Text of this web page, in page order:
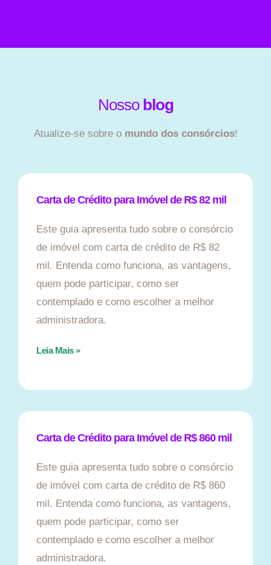
Nosso blog
Atualize-se sobre o mundo dos consórcios!
Carta de Crédito para Imóvel de R$ 82 mil
Este guia apresenta tudo sobre o consórcio
de imóvel com carta de crédito de R$ 82
mil. Entenda como funciona, as vantagens,
quem pode participar, como ser
contemplado e como escolher a melhor
administradora.
Leia Mais »
Carta de Crédito para Imóvel de R$ 860 mil
Este guia apresenta tudo sobre o consórcio
de imóvel com carta de crédito de R$ 860
mil. Entenda como funciona, as vantagens,
quem pode participar, como ser
contemplado e como escolher a melhor
administradora.